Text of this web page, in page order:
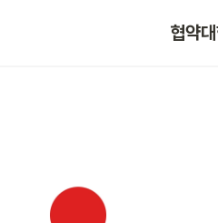
협약